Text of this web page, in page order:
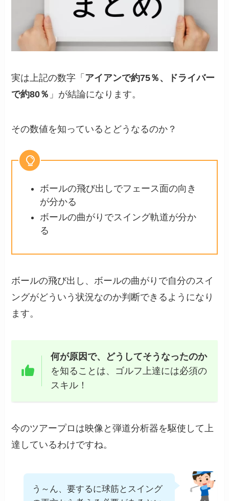
実は上記の数字「 アイアンで約75％、ドライバー
で約80％ 」が結論になります。
その数値を知っているとどうなるのか？
ボールの飛び出しでフェース面の向き
が分かる
ボールの曲がりでスイング軌道が分か
る
ボールの飛び出し、ボールの曲がりで自分のスイ
ングがどういう状況なのか判断できるようになり
ます。
何が原因で、どうしてそうなったのか
を知ることは、ゴルフ上達には必須の
スキル！
今のツアープロは映像と弾道分析器を駆使して上
達しているわけですね。
う～ん、要するに球筋とスイング